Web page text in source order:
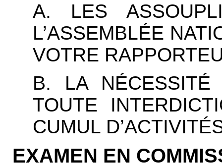
A. LES
L’ASSEMBLÉE
VOTRE
B. LA NÉCESSITÉ
TOUTE
CUMUL
EXAMEN EN